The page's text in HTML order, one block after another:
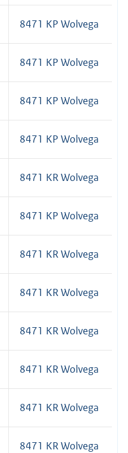
8471 KP Wolvega
8471 KP Wolvega
8471 KP Wolvega
8471 KP Wolvega
8471 KR Wolvega
8471 KP Wolvega
8471 KR Wolvega
8471 KR Wolvega
8471 KR Wolvega
8471 KR Wolvega
8471 KR Wolvega
8471 KR Wolvega